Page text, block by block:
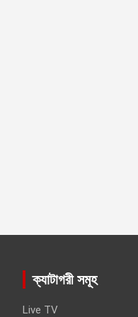
ক্যাটাগরী সমূহ
Live TV